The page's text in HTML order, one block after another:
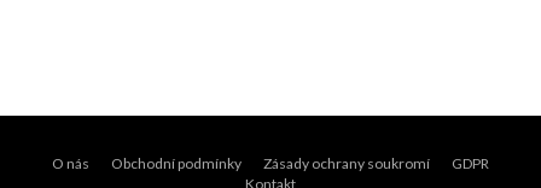
O nás Obchodní podmínky Zásady ochrany soukromí
GDPR
Kontakt